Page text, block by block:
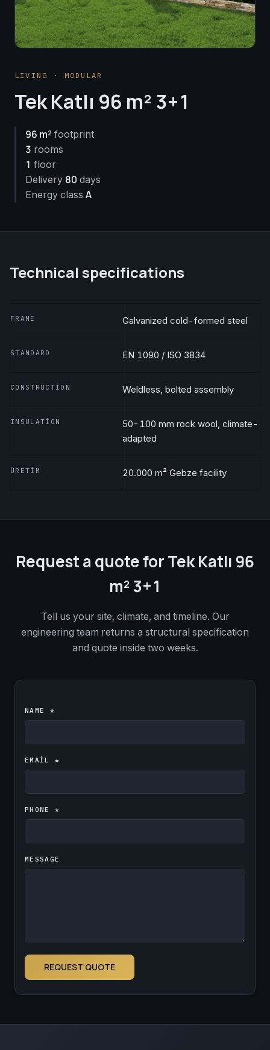
LIVING · MODULAR
Tek Katlı 96 m² 3+1
96 m² footprint
3 rooms
1 floor
Delivery 80 days
Energy classA
Technical specifications
FRAME Galvanized cold-formed steel
STANDARD EN 1090 / ISO 3834
CONSTRUCTION Weldless, bolted assembly
INSULATION
50-100 mm rock wool, climate-
adapted
ÜRETIM 20.000 m² Gebze facility
Request a quote for Tek Katlı 96
m² 3+1
Tell us your site, climate, and timeline. Our
engineering team returns a structural specification
and quote inside two weeks.
NAME *
EMAIL *
PHONE *
MESSAGE
REQUEST QUOTE